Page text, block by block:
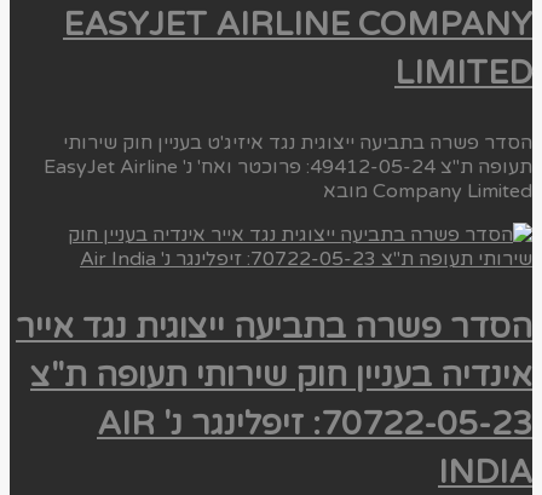
EASYJET AIRLINE COMPANY
LIMITED
הסדר פשרה בתביעה ייצוגית נגד איזיג'ט בעניין חוק שירותי
תעופה ת"צ 49412-05-24: פרוכטר ואח' נ' EasyJet Airline
Company Limited מובא
הסדר פשרה בתביעה ייצוגית נגד אייר
אינדיה בעניין חוק שירותי תעופה ת"צ
70722-05-23: זיפלינגר נ' AIR
INDIA